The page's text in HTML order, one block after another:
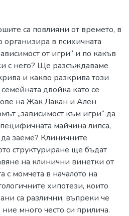
са повлияни от времето, в
организира в психичната
от игри“ и по какъв
с него? Ще разсъждаваме
и какво разкрива този
двойка като се
на Жак Лакан и Ален
„зависимост към игри“ да
майчина липса,
да заеме? Клиничните
структуриране ще бъдат
на клинични винетки от
с момчета в началото на
хипотези, които
са различни, въпреки че
много често си прилича.